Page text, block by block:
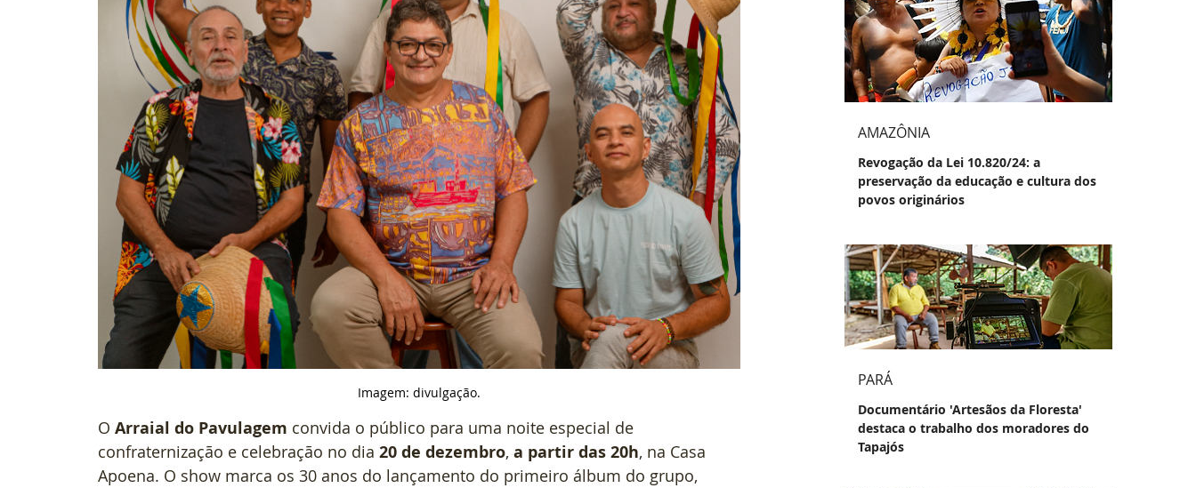
Imagem: divulgação.
O Arraial do Pavulagem convida o público para uma noite especial de
confraternização e celebração no dia 20 de dezembro, a partir das 20h, na Casa
Apoena. O show marca os 30 anos do lançamento do primeiro álbum do grupo,
AMAZÔNIA
Revogação da Lei 10.820/24: a
preservação da educação e cultura dos
povos originários
PARÁ
Documentário 'Artesãos da Floresta'
destaca o trabalho dos moradores do
Tapajós